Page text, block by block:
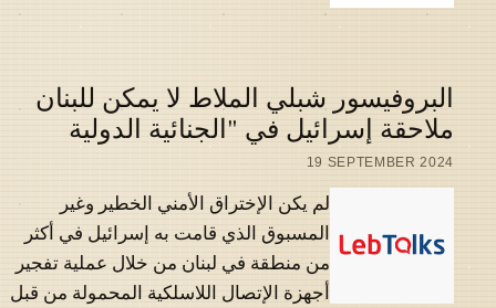
البروفيسور شبلي الملاط لا يمكن للبنان
ملاحقة إسرائيل في "الجنائية الدولية
19 SEPTEMBER 2024
لم يكن الإختراق الأمني الخطير وغير
المسبوق الذي قامت به إسرائيل في أكثر
من منطقة في لبنان من خلال عملية تفجير
أجهزة الإتصال اللاسلكية المحمولة من قبل